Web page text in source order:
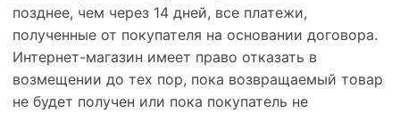
позднее, чем через 14 дней, все платежи,
полученные от покупателя на основании договора.
Интернет-магазин имеет право отказать в
возмещении до тех пор, пока возвращаемый товар
не будет получен или пока покупатель не